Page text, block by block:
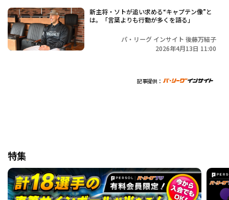
新主将・ソトが追い求める“キャプテン像”と
は。「言葉よりも行動が多くを語る」
パ・リーグ インサイト 後藤万結子
2026年4月13日 11:00
記事提供：
特集